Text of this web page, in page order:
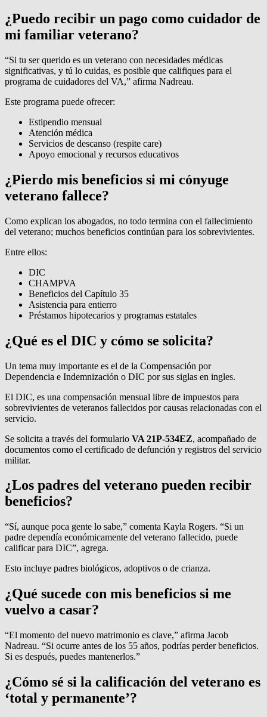
¿Puedo recibir un pago como cuidador de
mi familiar veterano?
“Si tu ser querido es un veterano con necesidades médicas
significativas, y tú lo cuidas, es posible que califiques para el
programa de cuidadores del VA,” afirma Nadreau.
Este programa puede ofrecer:
Estipendio mensual
Atención médica
Servicios de descanso (respite care)
Apoyo emocional y recursos educativos
¿Pierdo mis beneficios si mi cónyuge
veterano fallece?
Como explican los abogados, no todo termina con el fallecimiento
del veterano; muchos beneficios continúan para los sobrevivientes.
Entre ellos:
DIC
CHAMPVA
Beneficios del Capítulo 35
Asistencia para entierro
Préstamos hipotecarios y programas estatales
¿Qué es el DIC y cómo se solicita?
Un tema muy importante es el de la Compensación por
Dependencia e Indemnización o DIC por sus siglas en ingles.
El DIC, es una compensación mensual libre de impuestos para
sobrevivientes de veteranos fallecidos por causas relacionadas con el
servicio.
Se solicita a través del formulario VA 21P-534EZ, acompañado de
documentos como el certificado de defunción y registros del servicio
militar.
¿Los padres del veterano pueden recibir
beneficios?
“Sí, aunque poca gente lo sabe,” comenta Kayla Rogers. “Si un
padre dependía económicamente del veterano fallecido, puede
calificar para DIC”, agrega.
Esto incluye padres biológicos, adoptivos o de crianza.
¿Qué sucede con mis beneficios si me
vuelvo a casar?
“El momento del nuevo matrimonio es clave,” afirma Jacob
Nadreau. “Si ocurre antes de los 55 años, podrías perder beneficios.
Si es después, puedes mantenerlos.”
¿Cómo sé si la calificación del veterano es
‘total y permanente’?